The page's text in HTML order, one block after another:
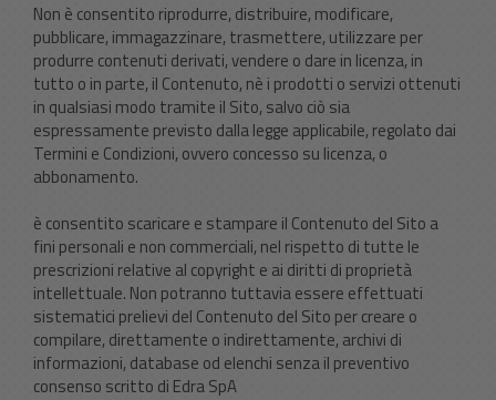
Non è consentito riprodurre, distribuire, modificare,
pubblicare, immagazzinare, trasmettere, utilizzare per
produrre contenuti derivati, vendere o dare in licenza, in
tutto o in parte, il Contenuto, nè i prodotti o servizi ottenuti
in qualsiasi modo tramite il Sito, salvo ciò sia
espressamente previsto dalla legge applicabile, regolato dai
Termini e Condizioni, ovvero concesso su licenza, o
abbonamento.
è consentito scaricare e stampare il Contenuto del Sito a
fini personali e non commerciali, nel rispetto di tutte le
prescrizioni relative al copyright e ai diritti di proprietà
intellettuale. Non potranno tuttavia essere effettuati
sistematici prelievi del Contenuto del Sito per creare o
compilare, direttamente o indirettamente, archivi di
informazioni, database od elenchi senza il preventivo
consenso scritto di Edra SpA